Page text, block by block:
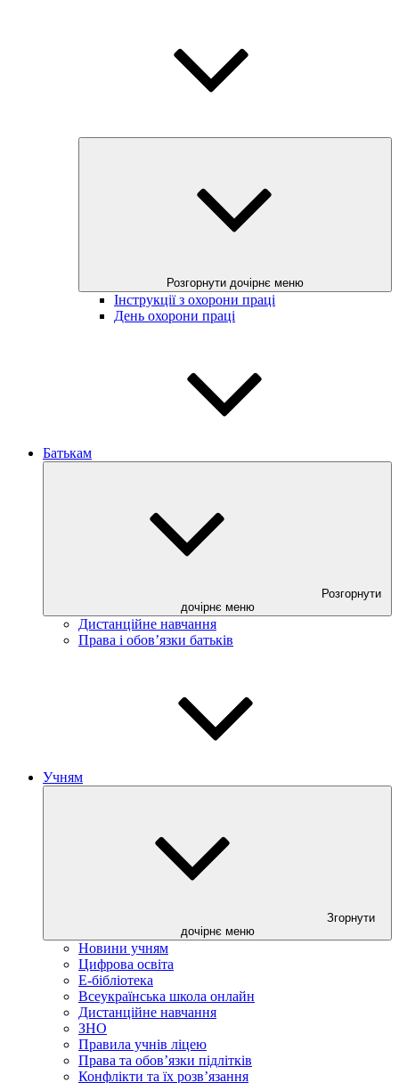
Розгорнути дочірнє меню
Інструкції з охорони праці
День охорони праці
Батькам
Розгорнути
дочірнє меню
Дистанційне навчання
Права і обов’язки батьків
Учням
Згорнути
дочірнє меню
Новини учням
Цифрова освіта
E-бібліотека
Всеукраїнська школа онлайн
Дистанційне навчання
ЗНО
Правила учнів ліцею
Права та обов’язки підлітків
Конфлікти та їх розв’язання